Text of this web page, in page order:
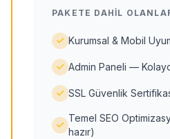
PAKETE DAHIL
Kurumsal & Mobil
Admin Paneli —
SSL Güvenlik
Temel SEO
hazır)